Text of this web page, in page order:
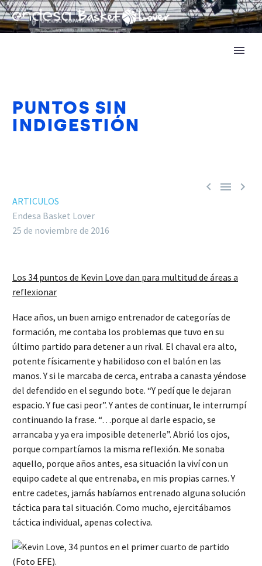
PUNTOS SIN
INDIGESTIÓN
  
ARTICULOS
Endesa Basket Lover
25 de noviembre de 2016
Los 34 puntos de Kevin Love dan para multitud de áreas a
reflexionar
Hace años, un buen amigo entrenador de categorías de
formación, me contaba los problemas que tuvo en su
último partido para detener a un rival. El chaval era alto,
potente físicamente y habilidoso con el balón en las
manos. Y si le marcaba de cerca, entraba a canasta yéndose
del defendido en el segundo bote. “Y pedí que le dejaran
espacio. Y fue casi peor”. Y antes de continuar, le interrumpí
continuando la frase. “…porque al darle espacio, se
arrancaba y ya era imposible detenerle”. Abrió los ojos,
porque compartíamos la misma reflexión. Me sonaba
aquello, porque años antes, esa situación la viví con un
equipo cadete al que entrenaba, en mis propias carnes. Y
entre cadetes, jamás habíamos entrenado alguna solución
táctica para tal situación. Como mucho, ejercitábamos
táctica individual, apenas colectiva.